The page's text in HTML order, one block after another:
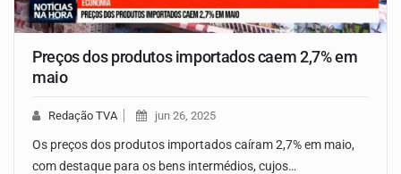
Preços dos produtos importados caem 2,7% em
maio
Redação TVA jun 26, 2025
Os preços dos produtos importados caíram 2,7% em maio,
com destaque para os bens intermédios, cujos…